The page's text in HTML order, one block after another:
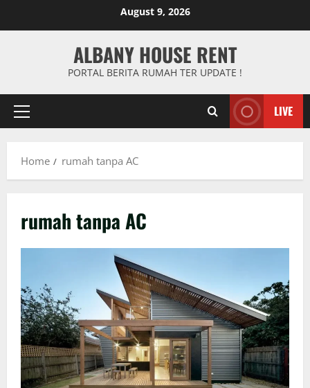
August 9, 2026
ALBANY HOUSE RENT
PORTAL BERITA RUMAH TER UPDATE !
Primary
LIVE
Home rumah tanpa AC
rumah tanpa AC